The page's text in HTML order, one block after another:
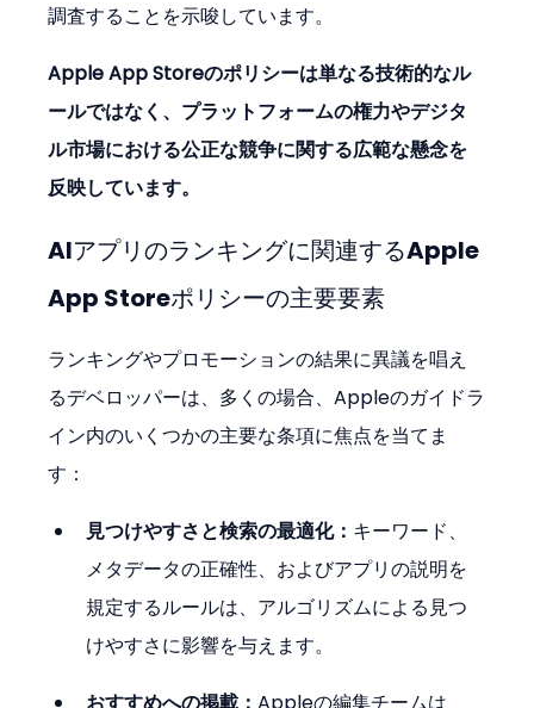
調査することを示唆しています。
Apple App Storeのポリシーは単なる技術的なル
ールではなく、プラットフォームの権力やデジタ
ル市場における公正な競争に関する広範な懸念を
反映しています。
AIアプリのランキングに関連するApple
App Storeポリシーの主要要素
ランキングやプロモーションの結果に異議を唱え
るデベロッパーは、多くの場合、Appleのガイドラ
イン内のいくつかの主要な条項に焦点を当てま
す：
見つけやすさと検索の最適化： キーワード、
メタデータの正確性、およびアプリの説明を
規定するルールは、アルゴリズムによる見つ
けやすさに影響を与えます。
おすすめへの掲載： Appleの編集チームは